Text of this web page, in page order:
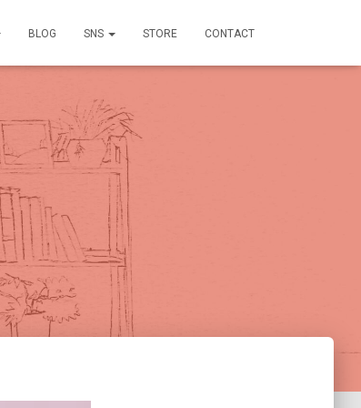
BLOG SNS STORE CONTACT